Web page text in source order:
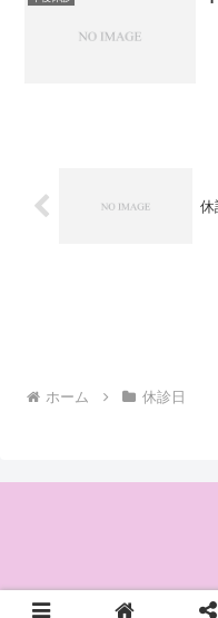
休
ホーム 休診日
© 2020 かん